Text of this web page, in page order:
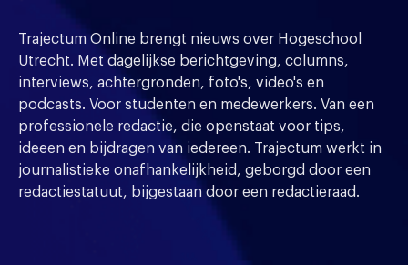
Trajectum Online brengt nieuws over Hogeschool
Utrecht. Met dagelijkse berichtgeving, columns,
interviews, achtergronden, foto's, video's en
podcasts. Voor studenten en medewerkers. Van een
professionele redactie, die openstaat voor tips,
ideeen en bijdragen van iedereen. Trajectum werkt in
journalistieke onafhankelijkheid, geborgd door een
redactiestatuut, bijgestaan door een redactieraad.